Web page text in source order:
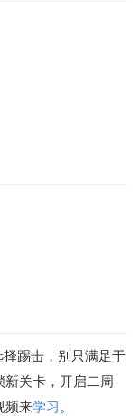
踢击，别只满足于
关卡，开启二周
频来学习 。